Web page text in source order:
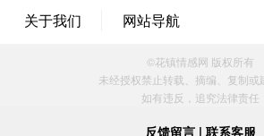
属情感方案
微信用户 墨笙 通过此页面
案
江苏-苏州 188****5187
微信用户 谢思明 通过此页
关于我们 网站导航
©花镇情感网 版权所有
未经授权禁止转载、摘编、复制或
如有违反，追究法律责任
反馈留言 | 联系客服